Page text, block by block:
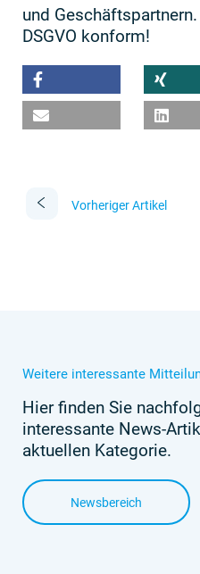
und
DSGVO konform!
Vorheriger Artikel
Weitere interessante
Hier finden Sie
interessante News-
aktuellen Kategorie.
Newsbereich